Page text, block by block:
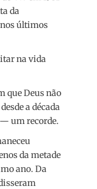
da
últimos
na vida
que Deus não
a década
— um recorde.
da metade
ano. Da